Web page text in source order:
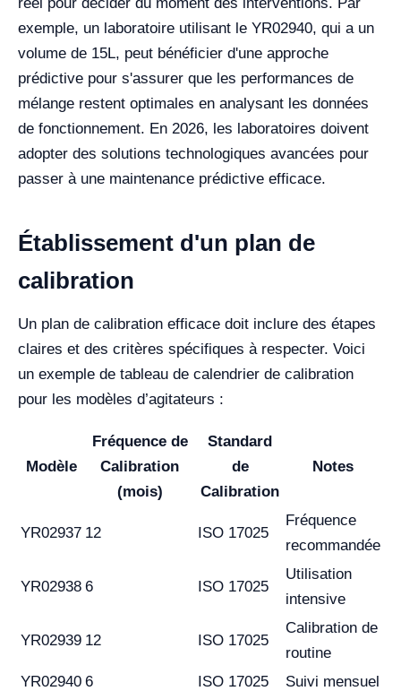
exemple, un laboratoire utilisant le YR02940, qui a un
volume de 15L, peut bénéficier d'une approche
prédictive pour s'assurer que les performances de
mélange restent optimales en analysant les données
de fonctionnement. En 2026, les laboratoires doivent
adopter des solutions technologiques avancées pour
passer à une maintenance prédictive efficace.
Établissement d'un plan de
calibration
Un plan de calibration efficace doit inclure des étapes
claires et des critères spécifiques à respecter. Voici
un exemple de tableau de calendrier de calibration
pour les modèles d’agitateurs :
Modèle
Fréquence de
Calibration
(mois)
Standard
de
Calibration
Notes
YR02937 12 ISO 17025
Fréquence
recommandée
YR02938 6 ISO 17025
Utilisation
intensive
YR02939 12 ISO 17025
Calibration de
routine
YR02940 6 ISO 17025 Suivi mensuel